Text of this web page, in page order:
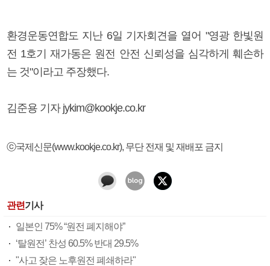
환경운동연합도 지난 6일 기자회견을 열어 "영광 한빛원
전 1호기 재가동은 원전 안전 신뢰성을 심각하게 훼손하
는 것"이라고 주장했다.
김준용 기자 jykim@kookje.co.kr
ⓒ국제신문(www.kookje.co.kr), 무단 전재 및 재배포 금지
관련기사
일본인 75% “원전 폐지해야”
‘탈원전’ 찬성 60.5% 반대 29.5%
"사고 잦은 노후원전 폐쇄하라"